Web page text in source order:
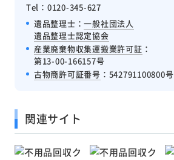
Tel：0120-345-627
遺品整理士：一般社団法人
遺品整理士認定協会
産業廃棄物収集運搬業許可証 ：
第13-00-166157号
古物商許可証番号 ：542791100800号
関連サイト